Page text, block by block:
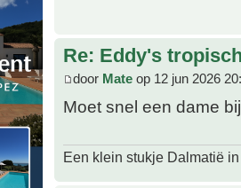
Re: Eddy's
door Mate op 12 jun 2026
Moet snel een dame
Een klein stukje Dalmatië